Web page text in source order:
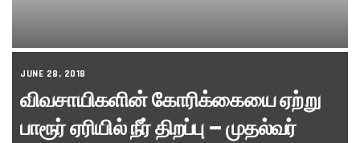
JUNE 28, 2018
விவசாயிகளின் கோரிக்கையை ஏற்று
பாரூர் ஏரியில் நீர் திறப்பு – முதல்வர்